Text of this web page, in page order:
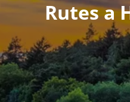
Rutes a